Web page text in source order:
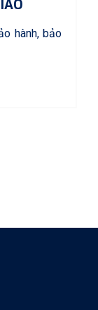
hành, bảo